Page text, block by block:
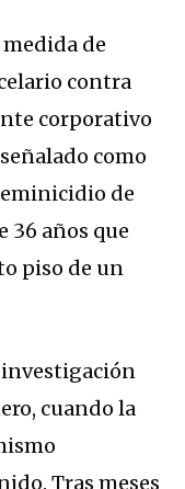
de
contra
corporativo
como
de
36 años que
piso de un
investigación
cuando la
Tras meses